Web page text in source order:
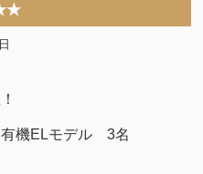
機ELモデル 3名